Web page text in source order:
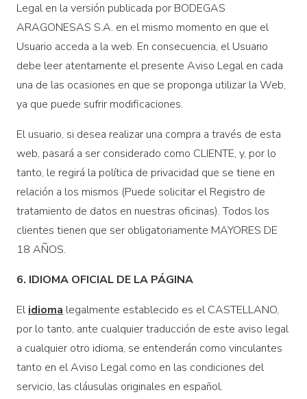
Legal en la versión publicada por BODEGAS
ARAGONESAS S.A. en el mismo momento en que el
Usuario acceda a la web. En consecuencia, el Usuario
debe leer atentamente el presente Aviso Legal en cada
una de las ocasiones en que se proponga utilizar la Web,
ya que puede sufrir modificaciones.
El usuario, si desea realizar una compra a través de esta
web, pasará a ser considerado como CLIENTE, y, por lo
tanto, le regirá la política de privacidad que se tiene en
relación a los mismos (Puede solicitar el Registro de
tratamiento de datos en nuestras oficinas). Todos los
clientes tienen que ser obligatoriamente MAYORES DE
18 AÑOS.
6. IDIOMA OFICIAL DE LA PÁGINA
Elidioma legalmente establecido es el CASTELLANO,
por lo tanto, ante cualquier traducción de este aviso legal
a cualquier otro idioma, se entenderán como vinculantes
tanto en el Aviso Legal como en las condiciones del
servicio, las cláusulas originales en español.